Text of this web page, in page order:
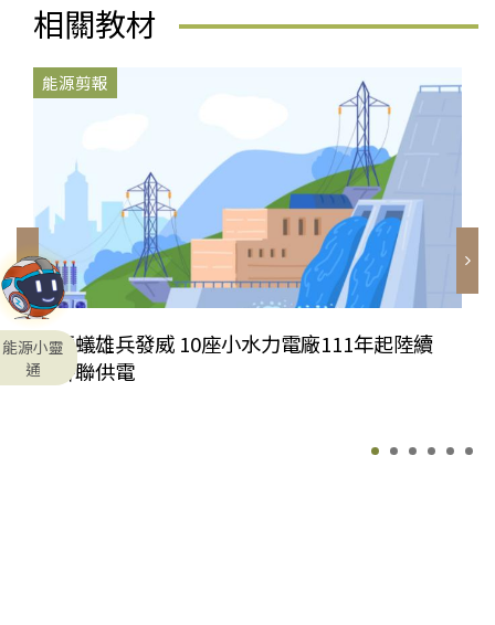
相關教材
能源剪報
螞蟻雄兵發威 10座小水力電廠111年起陸續
併聯供電
能源小靈
通